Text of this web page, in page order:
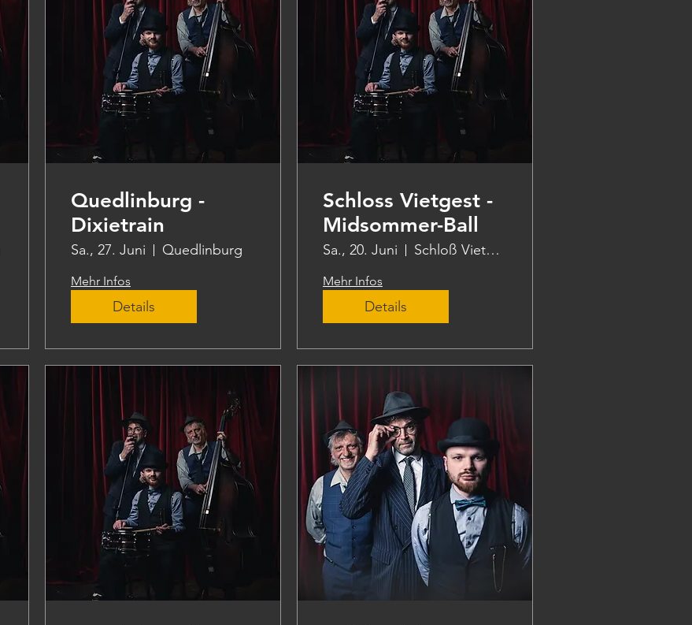
Quedlinburg -
Dixietrain
Sa., 27. Juni Quedlinburg
Mehr Infos
Details
Schloss Vietgest -
Midsommer-Ball
Sa., 20. Juni Schloß Vietgest
Mehr Infos
Details